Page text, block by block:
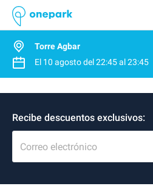
Torre Agbar
El 10 agostodel22:45al23:45
Recibe descuentos exclusivos:
Correo electrónico